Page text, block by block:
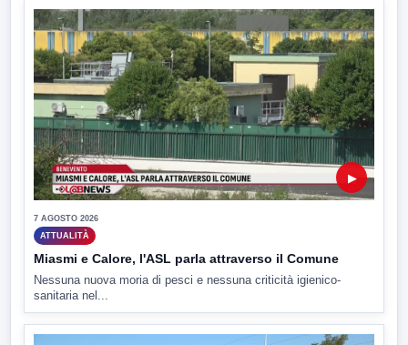
▶
7 AGOSTO 2026
ATTUALITÀ
Miasmi e Calore, l'ASL parla attraverso il Comune
Nessuna nuova moria di pesci e nessuna criticità igienico-
sanitaria nel...